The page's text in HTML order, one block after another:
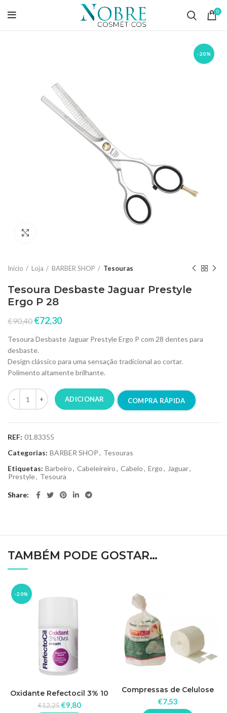
0
-20%
Início Loja BARBER SHOP Tesouras
Tesoura Desbaste Jaguar Prestyle
Ergo P 28
€90,40 €72,30
Tesoura Desbaste Jaguar Prestyle Ergo P com 28 dentes para
desbaste.
Design clássico para uma sensação tradicional ao cortar.
Polimento altamente brilhante.
ADICIONAR COMPRA RÁPIDA
REF: 01.83355
Categorias: BARBER SHOP, Tesouras
Etiquetas: Barbeiro, Cabeleireiro, Cabelo, Ergo, Jaguar,
Prestyle, Tesoura
Share
TAMBÉM PODE GOSTAR…
-20%
Oxidante Refectocil 3% 10
vol. 100ml
€12,25 €9,80
Compressas de Celulose
Batist- 2×500 unidades
€7,53